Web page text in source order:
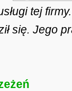
tej
się. Jego